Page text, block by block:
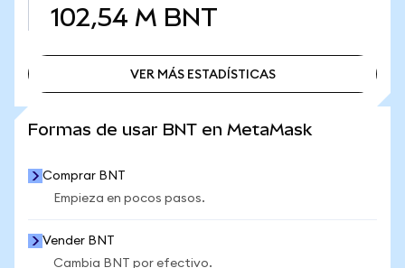
102,54 M BNT
VER MÁS ESTADÍSTICAS
Formas de usar BNT en MetaMask
Comprar BNT
Empieza en pocos pasos.
Vender BNT
Cambia BNT por efectivo.